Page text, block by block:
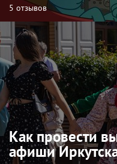
5 отзывов
Как провести
афиши